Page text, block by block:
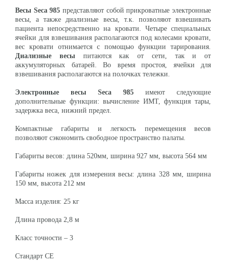
Весы Seca 985 представляют собой прикроватные электронные
весы, а также диализные весы, т.к. позволяют взвешивать
пациента непосредственно на кровати. Четыре специальных
ячейки для взвешивания располагаются под колесами кровати,
вес кровати отнимается с помощью функции тарирования.
Диализные весыпитаются как от сети, так и от
аккумуляторных батарей. Во время простоя, ячейки для
взвешивания располагаются на полочках тележки.
Электронные весы Seca 985 имеют следующие
дополнительные функции: вычисление ИМТ, функция тары,
задержка веса, нижний предел.
Компактные габариты и легкость перемещения весов
позволяют сэкономить свободное пространство палаты.
Габариты весов: длина 520мм, ширина 927 мм, высота 564 мм
Габариты ножек для измерения весы: длина 328 мм, ширина
150 мм, высота 212 мм
Масса изделия: 25 кг
Длина провода 2,8 м
Класс точности – 3
Стандарт СЕ